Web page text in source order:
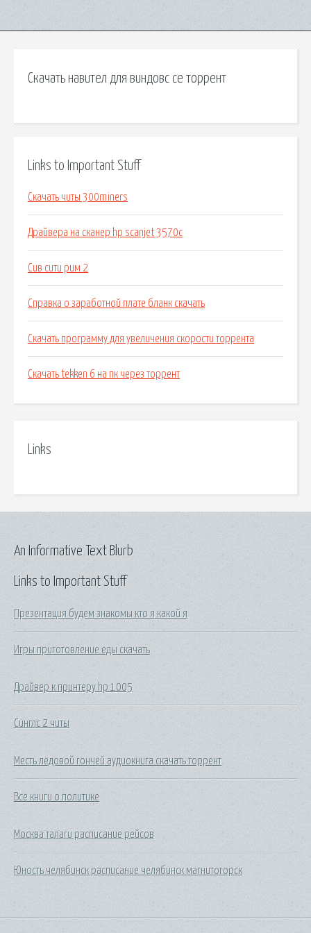
Скачать навител для виндовс се торрент
Links to Important Stuff
Скачать читы 300miners
Драйвера на сканер hp scanjet 3570c
Сив сити рим 2
Справка о заработной плате бланк скачать
Скачать программу для увеличения скорости торрента
Скачать tekken 6 на пк через торрент
Links
Links to Important Stuff
Презентация будем знакомы кто я какой я
Игры приготовление еды скачать
Драйвер к принтеру hp 1005
Синглс 2 читы
Месть ледовой гончей аудиокнига скачать торрент
Все книги о политике
Москва талаги расписание рейсов
Юность челябинск расписание челябинск магнитогорск
An Informative Text Blurb